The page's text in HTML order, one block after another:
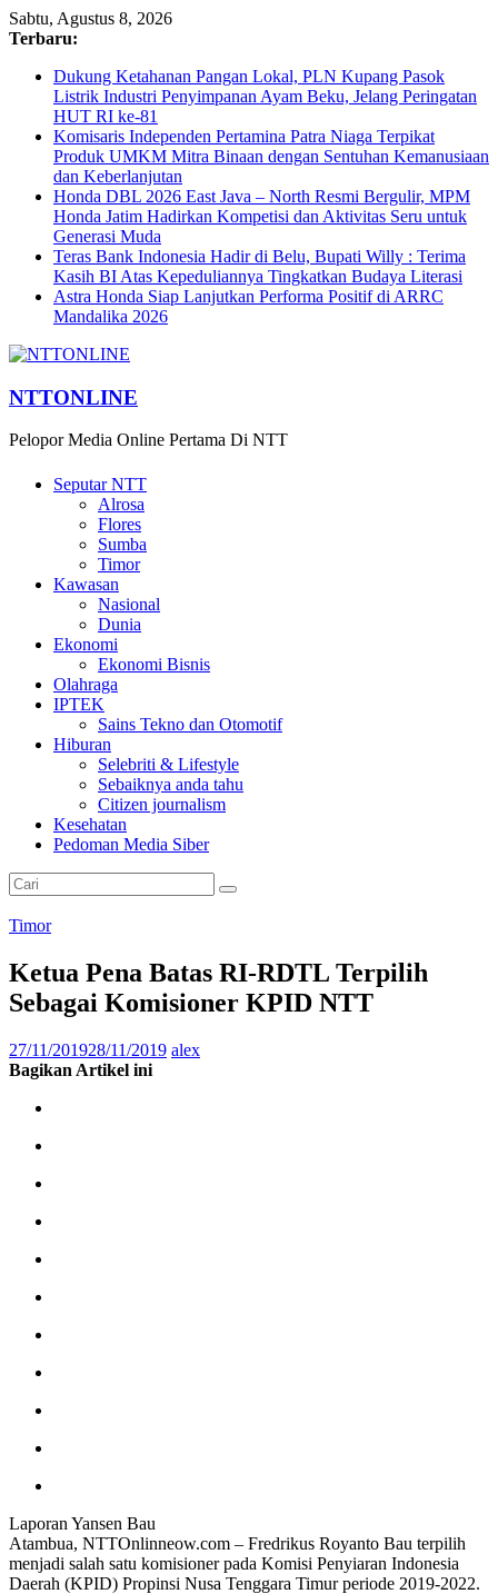
Sabtu, Agustus 8, 2026
Terbaru:
Dukung Ketahanan Pangan Lokal, PLN Kupang Pasok
Listrik Industri Penyimpanan Ayam Beku, Jelang Peringatan
HUT RI ke-81
Komisaris Independen Pertamina Patra Niaga Terpikat
Produk UMKM Mitra Binaan dengan Sentuhan Kemanusiaan
dan Keberlanjutan
Honda DBL 2026 East Java – North Resmi Bergulir, MPM
Honda Jatim Hadirkan Kompetisi dan Aktivitas Seru untuk
Generasi Muda
Teras Bank Indonesia Hadir di Belu, Bupati Willy : Terima
Kasih BI Atas Kepeduliannya Tingkatkan Budaya Literasi
Astra Honda Siap Lanjutkan Performa Positif di ARRC
Mandalika 2026
NTTONLINE
Pelopor Media Online Pertama Di NTT
Seputar NTT
Alrosa
Flores
Sumba
Timor
Kawasan
Nasional
Dunia
Ekonomi
Ekonomi Bisnis
Olahraga
IPTEK
Sains Tekno dan Otomotif
Hiburan
Selebriti & Lifestyle
Sebaiknya anda tahu
Citizen journalism
Kesehatan
Pedoman Media Siber
Timor
Ketua Pena Batas RI-RDTL Terpilih
Sebagai Komisioner KPID NTT
27/11/201928/11/2019 alex
Bagikan Artikel ini
Laporan Yansen Bau
Atambua, NTTOnlinneow.com – Fredrikus Royanto Bau terpilih
menjadi salah satu komisioner pada Komisi Penyiaran Indonesia
Daerah (KPID) Propinsi Nusa Tenggara Timur periode 2019-2022.